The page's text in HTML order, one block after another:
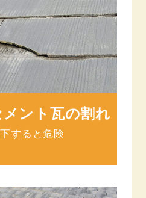
メント瓦の割れ
すると危険